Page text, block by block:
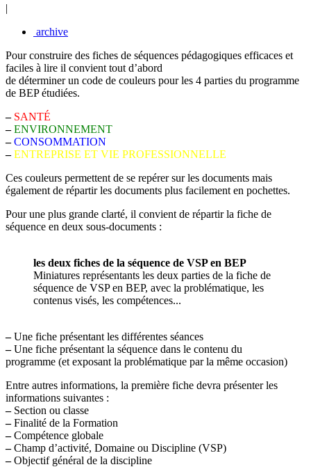
|
archive
Pour construire des fiches de séquences pédagogiques efficaces et
faciles à lire il convient tout d’abord
de déterminer un code de couleurs pour les 4 parties du programme
de BEP étudiées.
– SANTÉ
– ENVIRONNEMENT
– CONSOMMATION
– ENTREPRISE ET VIE PROFESSIONNELLE
Ces couleurs permettent de se repérer sur les documents mais
également de répartir les documents plus facilement en pochettes.
Pour une plus grande clarté, il convient de répartir la fiche de
séquence en deux sous-documents :
les deux fiches de la séquence de VSP en BEP
Miniatures représentants les deux parties de la fiche de
séquence de VSP en BEP, avec la problématique, les
contenus visés, les compétences...
–Une fiche présentant les différentes séances
–Une fiche présentant la séquence dans le contenu du
programme (et exposant la problématique par la même occasion)
Entre autres informations, la première fiche devra présenter les
informations suivantes :
–Section ou classe
–Finalité de la Formation
–Compétence globale
–Champ d’activité, Domaine ou Discipline (VSP)
–Objectif général de la discipline